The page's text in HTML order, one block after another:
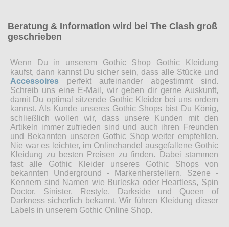
Beratung & Information wird bei The Clash groß
geschrieben
Wenn Du in unserem Gothic Shop Gothic Kleidung
kaufst, dann kannst Du sicher sein, dass alle Stücke und
Accessoires perfekt aufeinander abgestimmt sind.
Schreib uns eine E-Mail, wir geben dir gerne Auskunft,
damit Du optimal sitzende Gothic Kleider bei uns ordern
kannst. Als Kunde unseres Gothic Shops bist Du König,
schließlich wollen wir, dass unsere Kunden mit den
Artikeln immer zufrieden sind und auch ihren Freunden
und Bekannten unseren Gothic Shop weiter empfehlen.
Nie war es leichter, im Onlinehandel ausgefallene Gothic
Kleidung zu besten Preisen zu finden. Dabei stammen
fast alle Gothic Kleider unseres Gothic Shops von
bekannten Underground - Markenherstellern. Szene -
Kennern sind Namen wie Burleska oder Heartless, Spin
Doctor, Sinister, Restyle, Darkside und Queen of
Darkness sicherlich bekannt. Wir führen Kleidung dieser
Labels in unserem Gothic Online Shop.